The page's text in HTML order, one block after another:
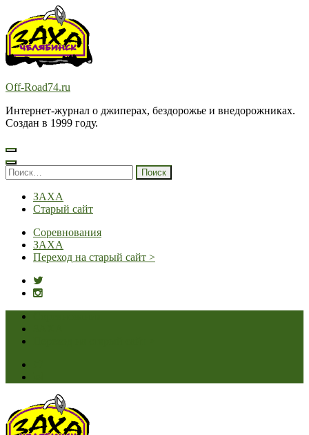
содержимому
(нажмите
Enter)
Off-Road74.ru
Интернет-журнал о джиперах, бездорожье и внедорожниках.
Создан в 1999 году.
Найти:
ЗАХА
Старый сайт
Соревнования
ЗАХА
Переход на старый сайт >